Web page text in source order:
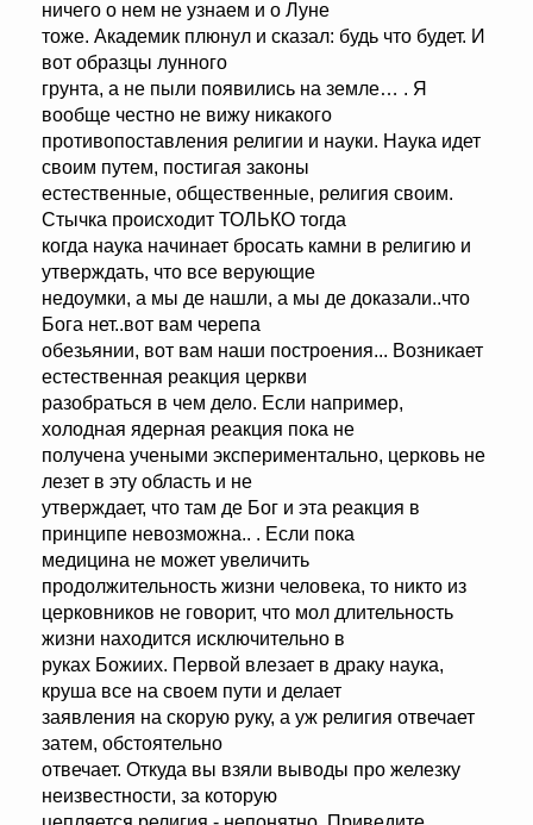
ничего о нем не узнаем и о Луне
тоже. Академик плюнул и сказал: будь что будет. И
вот образцы лунного
грунта, а не пыли появились на земле… . Я
вообще честно не вижу никакого
противопоставления религии и науки. Наука идет
своим путем, постигая законы
естественные, общественные, религия своим.
Стычка происходит ТОЛЬКО тогда
когда наука начинает бросать камни в религию и
утверждать, что все верующие
недоумки, а мы де нашли, а мы де доказали..что
Бога нет..вот вам черепа
обезьянии, вот вам наши построения... Возникает
естественная реакция церкви
разобраться в чем дело. Если например,
холодная ядерная реакция пока не
получена учеными экспериментально, церковь не
лезет в эту область и не
утверждает, что там де Бог и эта реакция в
принципе невозможна.. . Если пока
медицина не может увеличить
продолжительность жизни человека, то никто из
церковников не говорит, что мол длительность
жизни находится исключительно в
руках Божиих. Первой влезает в драку наука,
круша все на своем пути и делает
заявления на скорую руку, а уж религия отвечает
затем, обстоятельно
отвечает. Откуда вы взяли выводы про железку
неизвестности, за которую